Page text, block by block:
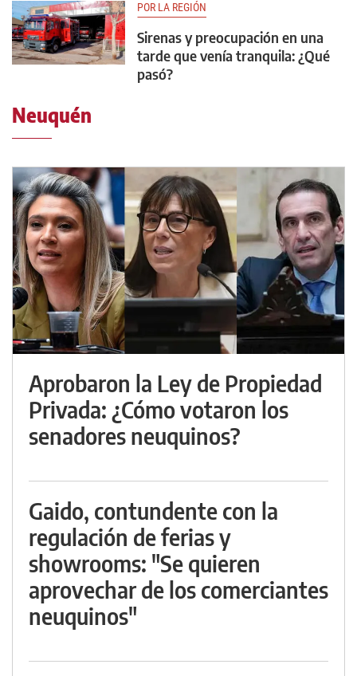
POR LA REGIÓN
Sirenas y preocupación en una
tarde que venía tranquila: ¿Qué
pasó?
Neuquén
Aprobaron la Ley de Propiedad
Privada: ¿Cómo votaron los
senadores neuquinos?
Gaido, contundente con la
regulación de ferias y
showrooms: "Se quieren
aprovechar de los comerciantes
neuquinos"